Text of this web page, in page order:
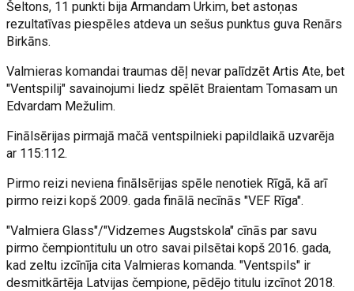
Šeltons, 11 punkti bija Armandam Urkim, bet astoņas
rezultatīvas piespēles atdeva un sešus punktus guva Renārs
Birkāns.
Valmieras komandai traumas dēļ nevar palīdzēt Artis Ate, bet
"Ventspilij" savainojumi liedz spēlēt Braientam Tomasam un
Edvardam Mežulim.
Finālsērijas pirmajā mačā ventspilnieki papildlaikā uzvarēja
ar 115:112.
Pirmo reizi neviena finālsērijas spēle nenotiek Rīgā, kā arī
pirmo reizi kopš 2009. gada finālā necīnās "VEF Rīga".
"Valmiera Glass"/"Vidzemes Augstskola" cīnās par savu
pirmo čempiontitulu un otro savai pilsētai kopš 2016. gada,
kad zeltu izcīnīja cita Valmieras komanda. "Ventspils" ir
desmitkārtēja Latvijas čempione, pēdējo titulu izcīnot 2018.